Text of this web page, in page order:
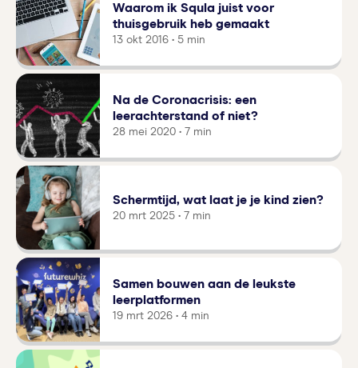
Waarom ik Squla juist voor
thuisgebruik heb gemaakt
13 okt 2016 • 5 min
Na de Coronacrisis: een
leerachterstand of niet?
28 mei 2020 • 7 min
Schermtijd, wat laat je je kind zien?
20 mrt 2025 • 7 min
Samen bouwen aan de leukste
leerplatformen
19 mrt 2026 • 4 min